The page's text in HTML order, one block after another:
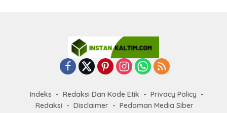
Indeks Redaksi Dan Kode Etik
Privacy Policy
Redaksi
Disclaimer Pedoman Media Siber